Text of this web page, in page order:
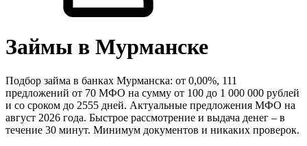
Займы в Мурманске
Подбор займа в банках Мурманска: от 0,00%, 111
предложений от 70 МФО на сумму от 100 до 1 000 000 рублей
и со сроком до 2555 дней. Актуальные предложения МФО на
август 2026 года. Быстрое рассмотрение и выдача денег – в
течение 30 минут. Минимум документов и никаких проверок.